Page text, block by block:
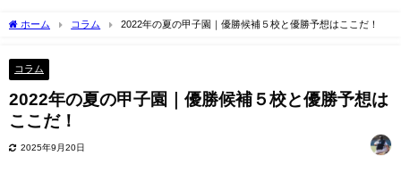
ホーム コラム 2022年の夏の甲子園｜優勝候補５校と優勝予想はここだ！
コラム
2022年の夏の甲子園｜優勝候補５校と優勝予想は
ここだ！
2025年9月20日